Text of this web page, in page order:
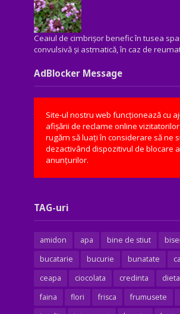
Ceaiul de cimbrișor benefic în tusea
convulsivă şi astmatică, în caz de
AdBlocker Message
Site-ul nostru web funcționează cu
afișării de reclame online vizitatorilor
rugăm să luați în considerare să ne
dezactivând dispozitivul de blocare a
anunțurilor.
TAG-uri
amidon apa bine de stiut
bucatarie
bucurie bunatate
ceapa
ciocolata credinta dieta
faina
flori frisca frumusete